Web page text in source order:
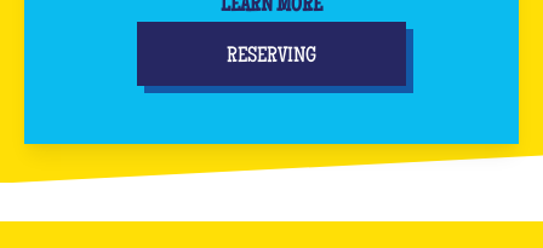
LEARN MORE
RESERVING